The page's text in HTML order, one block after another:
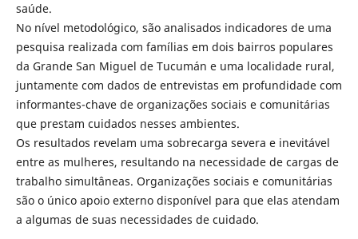
saúde.
No nível metodológico, são analisados indicadores de uma
pesquisa realizada com famílias em dois bairros populares
da Grande San Miguel de Tucumán e uma localidade rural,
juntamente com dados de entrevistas em profundidade com
informantes-chave de organizações sociais e comunitárias
que prestam cuidados nesses ambientes.
Os resultados revelam uma sobrecarga severa e inevitável
entre as mulheres, resultando na necessidade de cargas de
trabalho simultâneas. Organizações sociais e comunitárias
são o único apoio externo disponível para que elas atendam
a algumas de suas necessidades de cuidado.